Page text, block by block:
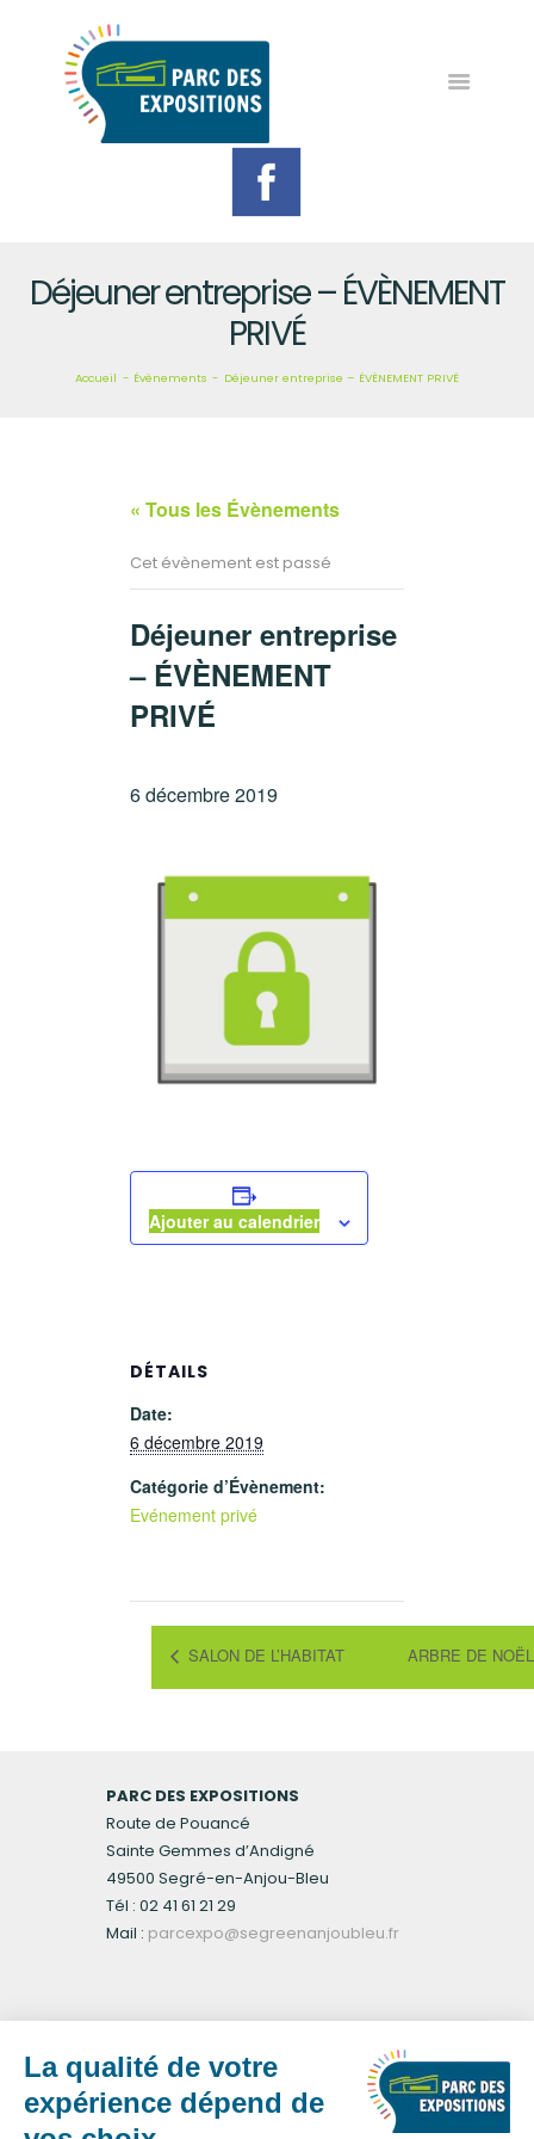
Déjeuner entreprise – ÉVÈNEMENT
PRIVÉ
Accueil Évènements Déjeuner entreprise – ÉVÈNEMENT PRIVÉ
NOS ÉVÈNEMENTS
CONTACT
« Tous les Évènements
Cet évènement est passé
Déjeuner entreprise
– ÉVÈNEMENT
PRIVÉ
6 décembre 2019
Ajouter au calendrier
DÉTAILS
Date:
6 décembre 2019
Catégorie d’Évènement:
Evénement privé
SALON DE L’HABITAT ARBRE DE
PARC DES EXPOSITIONS
Route de Pouancé
Sainte Gemmes d’Andigné
49500 Segré-en-Anjou-Bleu
Tél : 02 41 61 21 29
Mail : parcexpo@segreenanjoubleu.fr